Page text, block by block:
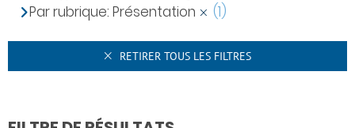
Par rubrique: Présentation
(1)
RETIRER TOUS LES FILTRES